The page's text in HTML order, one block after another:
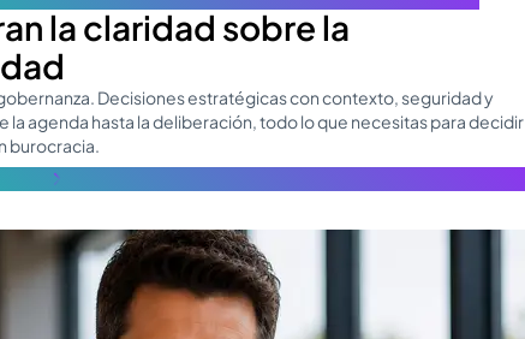
la claridad sobre la
Decisiones estratégicas con contexto, seguridad y
la agenda hasta la deliberación, todo lo que necesitas para decidir
burocracia.